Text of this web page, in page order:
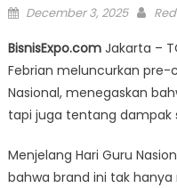
Posted
December 3, 2025
BisnisExpo.comJakarta –
Febrian meluncurkan pre-
Nasional, menegaskan
tapi juga tentang dampak
Menjelang Hari Guru
bahwa brand ini tak